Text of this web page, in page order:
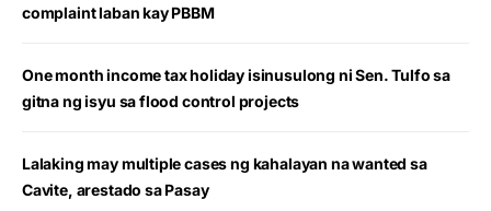
complaint laban kay PBBM
One month income tax holiday isinusulong ni Sen. Tulfo sa
gitna ng isyu sa flood control projects
Lalaking may multiple cases ng kahalayan na wanted sa
Cavite, arestado sa Pasay